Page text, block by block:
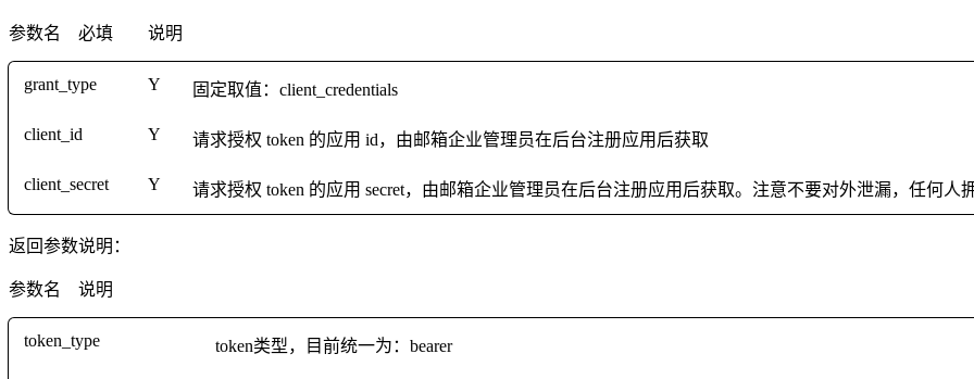
参数名 必填 说明
grant_type Y 固定取值：client_credentials
client_id Y 请求授权 token 的应用 id，由邮箱企业管理员在后台注册应用后获取
client_secret Y 请求授权 token 的应用 secret，由邮箱企业管理员在后台注册应用后获取。注意不要对外泄漏，任何人
返回参数说明：
参数名 说明
token_type token类型，目前统一为：bearer